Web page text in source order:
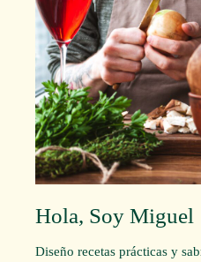
Hola, Soy Miguel
Diseño recetas prácticas y